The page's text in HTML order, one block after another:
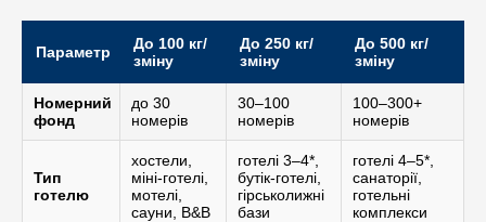
Параметр
До 100 кг/
зміну
До 250 кг/
зміну
До 500 кг/
зміну
Номерний
фонд
до 30
номерів
30–100
номерів
100–300+
номерів
Тип
готелю
хостели,
міні-готелі,
мотелі,
сауни, B&B
готелі 3–4*,
бутік-готелі,
гірськолижні
бази
готелі 4–5*,
санаторії,
готельні
комплекси